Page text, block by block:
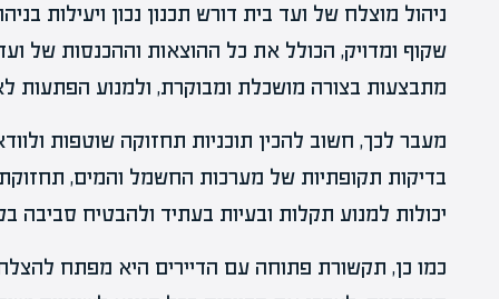
ניהול מוצלח של ועד בית דורש תכנון נכון ויעילות
שקוף ומדויק, הכולל את כל ההוצאות וההכנסות של
מתבצעות בצורה מושכלת ומבוקרת, ולמנוע הפתעות
מעבר לכך, חשוב להכין תוכניות תחזוקה שוטפות
בדיקות תקופתיות של מערכות החשמל והמים, תחזוקת
יכולות למנוע תקלות ובעיות בעתיד ולהבטיח סביבה
כמו כן, תקשורת פתוחה עם הדיירים היא מפתח